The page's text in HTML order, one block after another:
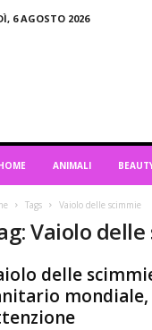
6 AGOSTO 2026
ANIMALI
Tags Vaiolo delle scimmie
Vaiolo
delle